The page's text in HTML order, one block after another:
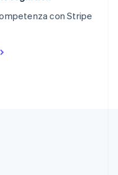
con Stripe